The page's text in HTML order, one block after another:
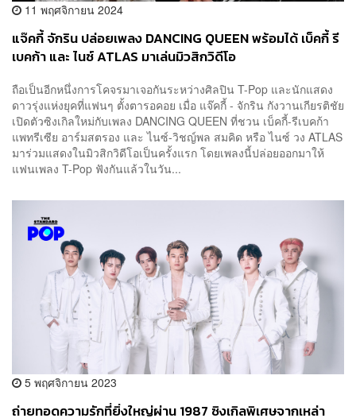
11 พฤศจิกายน 2024
แจ๊คกี้ จักริน ปล่อยเพลง DANCING QUEEN พร้อมได้ เบ็คกี้ รี
เบคก้า และ ไนซ์ ATLAS มาเล่นมิวสิกวิดีโอ
ถือเป็นอีกหนึ่งการโคจรมาเจอกันระหว่างศิลปิน T-Pop และนักแสดง
ดาวรุ่งแห่งยุคที่แฟนๆ ตั้งตารอคอย เมื่อ แจ๊คกี้ - จักริน กังวานเกียรติชัย
เปิดตัวซิงเกิลใหม่กับเพลง DANCING QUEEN ที่ชวน เบ็คกี้-รีเบคก้า
แพทรีเซีย อาร์มสตรอง และ ไนซ์-วิชญ์พล สมคิด หรือ ไนซ์ วง ATLAS
มาร่วมแสดงในมิวสิกวิดีโอเป็นครั้งแรก โดยเพลงนี้ปล่อยออกมาให้
แฟนเพลง T-Pop ฟังกันแล้วในวัน...
5 พฤศจิกายน 2023
ถ่ายทอดความรักที่ยิ่งใหญ่ผ่าน 1987 ซิงเกิลพิเศษจากเหล่า